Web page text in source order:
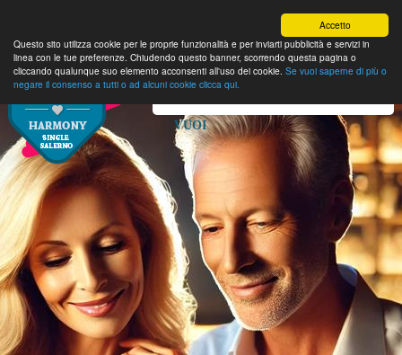
Accetto
Questo sito utilizza cookie per le proprie funzionalità e per inviarti pubblicità e servizi in
linea con le tue preferenze. Chiudendo questo banner, scorrendo questa pagina o
cliccando qualunque suo elemento acconsenti all'uso dei cookie. Se vuoi saperne di più o
negare il consenso a tutti o ad alcuni cookie clicca qui.
VUOI